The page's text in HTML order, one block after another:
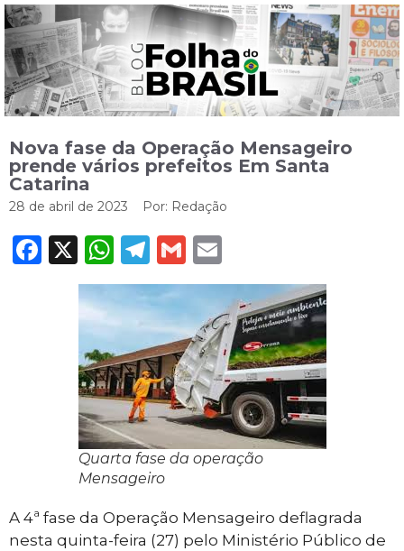
Nova fase da Operação Mensageiro
prende vários prefeitos Em Santa
Catarina
28 de abril de 2023 Por: Redação
Facebook
X WhatsApp
Telegram
Gmail
Quarta fase da operação
Mensageiro
A 4ª fase da Operação Mensageiro deflagrada
nesta quinta-feira (27) pelo Ministério Público de